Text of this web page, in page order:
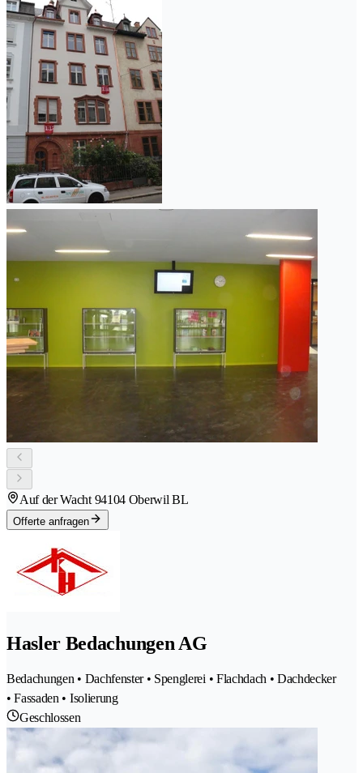
Auf der Wacht 94104 Oberwil BL
Offerte anfragen
Hasler Bedachungen AG
Bedachungen • Dachfenster • Spenglerei • Flachdach • Dachdecker
• Fassaden • Isolierung
Geschlossen